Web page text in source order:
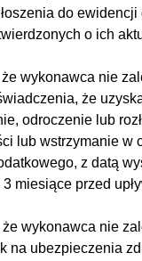
do ewidencji
o ich
wykonawca nie
że
odroczenie lub
lub wstrzymanie w
z datą
miesiące przed
wykonawca nie
na ubezpieczenia